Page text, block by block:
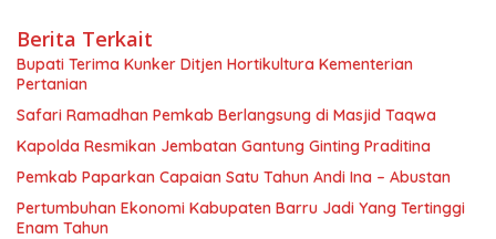
Berita Terkait
Bupati Terima Kunker Ditjen Hortikultura Kementerian
Pertanian
Safari Ramadhan Pemkab Berlangsung di Masjid Taqwa
Kapolda Resmikan Jembatan Gantung Ginting Praditina
Pemkab Paparkan Capaian Satu Tahun Andi Ina – Abustan
Pertumbuhan Ekonomi Kabupaten Barru Jadi Yang Tertinggi
Enam Tahun